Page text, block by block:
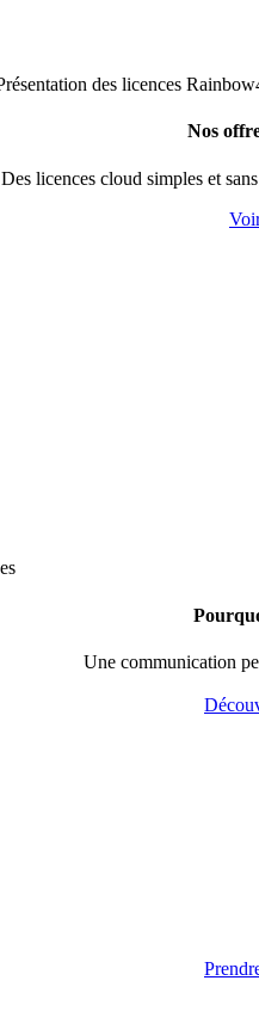
Nos
Des licences cloud simples et
Une communication